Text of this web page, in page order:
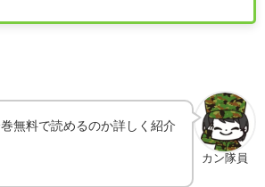
カン隊員
無料で読めるのか詳しく紹介